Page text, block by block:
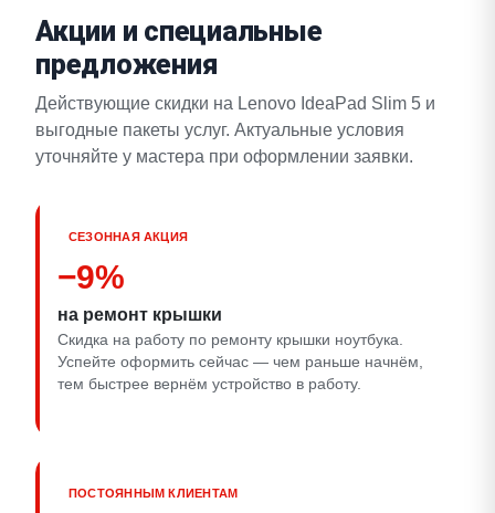
Акции и специальные
предложения
Действующие скидки на Lenovo IdeaPad Slim 5 и
выгодные пакеты услуг. Актуальные условия
уточняйте у мастера при оформлении заявки.
СЕЗОННАЯ АКЦИЯ
−9%
на ремонт крышки
Скидка на работу по ремонту крышки ноутбука.
Успейте оформить сейчас — чем раньше начнём,
тем быстрее вернём устройство в работу.
ПОСТОЯННЫМ КЛИЕНТАМ